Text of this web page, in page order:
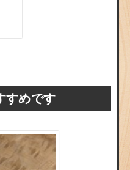
すめです